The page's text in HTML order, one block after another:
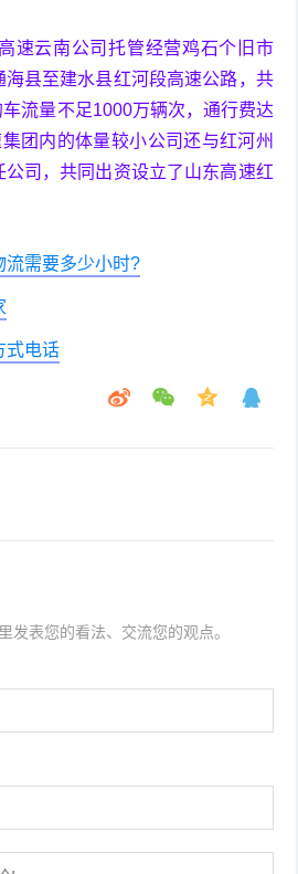
速云南公司托管经营鸡石个旧市
县至建水县红河段高速公路，共
流量不足1000万辆次，通行费达
团内的体量较小公司还与红河州
司，共同出资设立了山东高速红
流需要多少小时?
式电话
表您的看法、交流您的观点。